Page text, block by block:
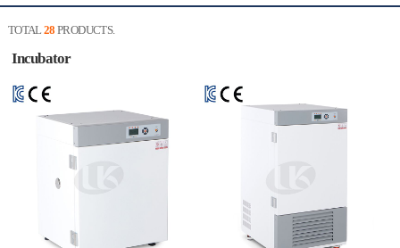
TOTAL28 PRODUCTS.
Incubator